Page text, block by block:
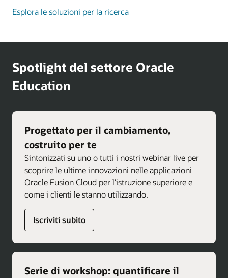
Esplora le soluzioni per la ricerca
Spotlight del settore Oracle
Education
Progettato per il cambiamento,
costruito per te
Sintonizzati su uno o tutti i nostri webinar live per
scoprire le ultime innovazioni nelle applicazioni
Oracle Fusion Cloud per l'istruzione superiore e
come i clienti le stanno utilizzando.
Iscriviti subito
Serie di workshop: quantificare il